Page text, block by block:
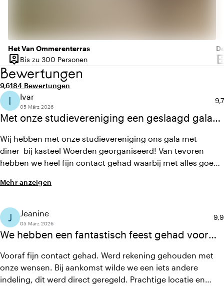
Het Van Ommerenterras
person_pin
Kapazität
Bis zu 300 Personen
Bewertungen
Durchschnittliche Bewertung von 9,6 von 10
9,6Anzahl der Bewertungen: 184
184 Bewertungen
Met onze studievereniging een geslaagd gala
diner en fijne organisatie!
I Ivar
05 März 2026
9,7
Wij hebben met onze studievereniging ons gala met
diner bij kasteel Woerden georganiseerd! Van tevoren
hebben we heel fijn contact gehad waarbij met alles goed
binnen als van buiten. Het diner in de gewelven zag er
het een super geslaagd gala!
Mehr anzeigen
We hebben een fantastisch feest gehad voor
J Jeanine
05 März 2026
9,9
Vooraf fijn contact gehad. Werd rekening gehouden met
onze wensen. Bij aankomst wilde we een iets andere
indeling, dit werd direct geregeld. Prachtige locatie en